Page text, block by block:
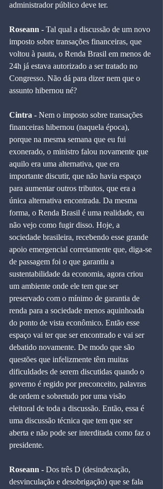
administrador público deve ter.
Roseann - Tal qual a discussão de um novo
imposto sobre transações financeiras, que
voltou à pauta, o Renda Brasil em menos de
24h já estava autorizado a ser tratado no
Congresso. Não dá para dizer nem que o
assunto hibernou né?
Cintra - Nem o imposto sobre transações
financeiras hibernou (naquela época),
porque na mesma semana que eu fui
exonerado, o ministro falou novamente que
aquilo era uma alternativa, que era
importante discutir, que não havia espaço
para aumentar outros tributos, que era a
única alternativa encontrada. Da mesma
forma, o Renda Brasil é uma realidade, eu
não vejo como fugir disso. Hoje, a
sociedade brasileira, recebendo esse grande
apoio emergencial corretamente que, diga-se
de passagem foi o que garantiu a
sustentabilidade da economia, agora criou
um ambiente onde ele tem que ser
preservado com o mínimo de garantia de
renda para a sociedade menos aquinhoada
do ponto de vista econômico. Então esse
espaço vai ter que ser encontrado e vai ser
debatido novamente. De modo que são
questões que infelizmente têm muitas
dificuldades de serem discutidas quando o
governo é regido por preconceito, palavras
de ordem e sobretudo por uma visão
eleitoral de toda a discussão. Então, essa é
uma discussão técnica que tem que ser
aberta e não pode ser interditada como faz o
presidente.
Roseann - Dos três D (desindexação,
desvinculação e desobrigação) que se fala